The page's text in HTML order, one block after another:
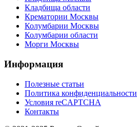
Кладбища области
Крематории Москвы
Колумбарии Москвы
Колумбарии области
Морги Москвы
Информация
Полезные статьи
Политика конфиденциальности
Условия reCAPTCHA
Контакты